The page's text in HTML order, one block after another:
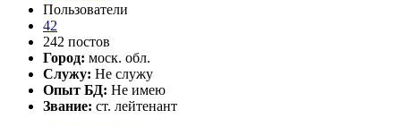
Пользователи
42
242 постов
Город: моск. обл.
Служу: Не служу
Опыт БД: Не имею
Звание: ст. лейтенант